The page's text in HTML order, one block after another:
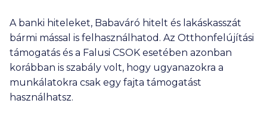
A banki hiteleket, Babaváró hitelt és lakáskasszát
bármi mással is felhasználhatod. Az Otthonfelújítási
támogatás és a Falusi CSOK esetében azonban
korábban is szabály volt, hogy ugyanazokra a
munkálatokra csak egy fajta támogatást
használhatsz.